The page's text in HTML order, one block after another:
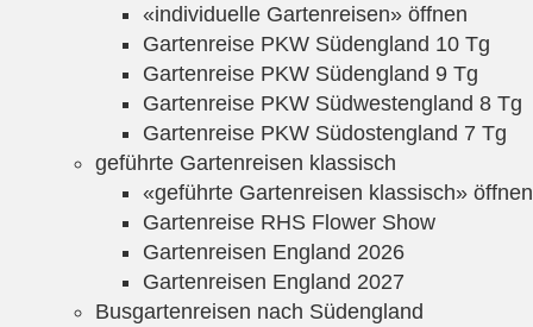
«individuelle Gartenreisen» öffnen
Gartenreise PKW Südengland 10 Tg
Gartenreise PKW Südengland 9 Tg
Gartenreise PKW Südwestengland 8 Tg
Gartenreise PKW Südostengland 7 Tg
geführte Gartenreisen klassisch
«geführte Gartenreisen klassisch» öffnen
Gartenreise RHS Flower Show
Gartenreisen England 2026
Gartenreisen England 2027
Busgartenreisen nach Südengland